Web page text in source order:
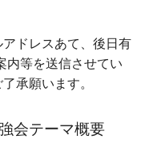
ドレスあて、後日有
内等を送信させてい
承願います。
会テーマ概要